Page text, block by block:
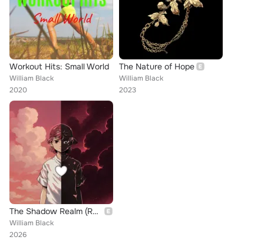
Workout Hits: Small World
William Black
2020
The Nature of Hope
William Black
2023
The Shadow Realm (Remixes)
William Black
2026